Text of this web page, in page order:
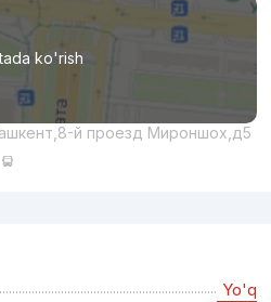
ko'rish
й проезд Мироншох,д5
Yo'q